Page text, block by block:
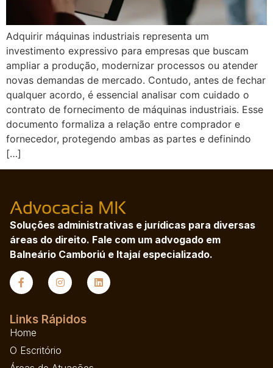
Adquirir máquinas industriais representa um
investimento expressivo para empresas que buscam
ampliar a produção, modernizar processos ou atender
novas demandas de mercado. Contudo, antes de fechar
qualquer acordo, é essencial analisar com cuidado o
contrato de fornecimento de máquinas industriais. Esse
documento formaliza a relação entre comprador e
fornecedor, protegendo ambas as partes e definindo
[…]
Soluções administrativas e jurídicas para diversas
áreas do direito. Fale com um advogado em
Balneário Camboriú e Itajaí especializado.
Links Rápidos
Home
O Escritório